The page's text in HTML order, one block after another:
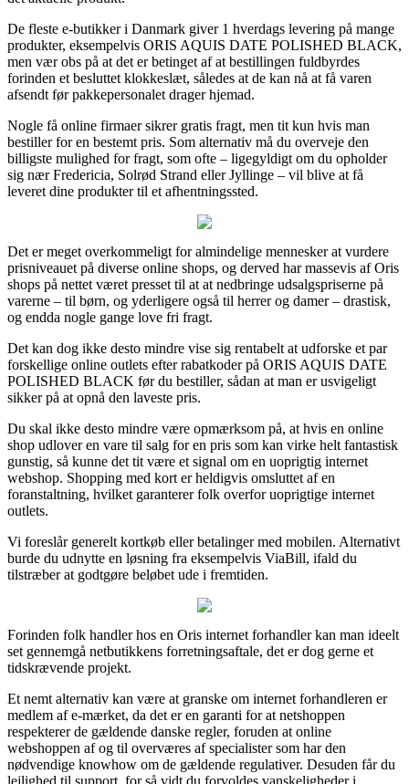
De fleste e-butikker i Danmark giver 1 hverdags levering på mange
produkter, eksempelvis ORIS AQUIS DATE POLISHED BLACK,
men vær obs på at det er betinget af at bestillingen fuldbyrdes
forinden et besluttet klokkeslæt, således at de kan nå at få varen
afsendt før pakkepersonalet drager hjemad.
Nogle få online firmaer sikrer gratis fragt, men tit kun hvis man
bestiller for en bestemt pris. Som alternativ må du overveje den
billigste mulighed for fragt, som ofte – ligegyldigt om du opholder
sig nær Fredericia, Solrød Strand eller Jyllinge – vil blive at få
leveret dine produkter til et afhentningssted.
Det er meget overkommeligt for almindelige mennesker at vurdere
prisniveauet på diverse online shops, og derved har massevis af Oris
shops på nettet været presset til at at nedbringe udsalgspriserne på
varerne – til børn, og yderligere også til herrer og damer – drastisk,
og endda nogle gange love fri fragt.
Det kan dog ikke desto mindre vise sig rentabelt at udforske et par
forskellige online outlets efter rabatkoder på ORIS AQUIS DATE
POLISHED BLACK før du bestiller, sådan at man er usvigeligt
sikker på at opnå den laveste pris.
Du skal ikke desto mindre være opmærksom på, at hvis en online
shop udlover en vare til salg for en pris som kan virke helt fantastisk
gunstig, så kunne det tit være et signal om en uoprigtig internet
webshop. Shopping med kort er heldigvis omsluttet af en
foranstaltning, hvilket garanterer folk overfor uoprigtige internet
outlets.
Vi foreslår generelt kortkøb eller betalinger med mobilen. Alternativt
burde du udnytte en løsning fra eksempelvis ViaBill, ifald du
tilstræber at godtgøre beløbet ude i fremtiden.
Forinden folk handler hos en Oris internet forhandler kan man ideelt
set gennemgå netbutikkens forretningsaftale, det er dog gerne et
tidskrævende projekt.
Et nemt alternativ kan være at granske om internet forhandleren er
medlem af e-mærket, da det er en garanti for at netshoppen
respekterer de gældende danske regler, foruden at online
webshoppen af og til overværes af specialister som har den
nødvendige knowhow om de gældende regulativer. Desuden får du
lejlighed til support, for så vidt du forvoldes vanskeligheder i